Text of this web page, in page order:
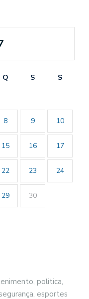
Q S
S
8 9 10
15 16 17
22 23 24
29 30
politica,
esportes